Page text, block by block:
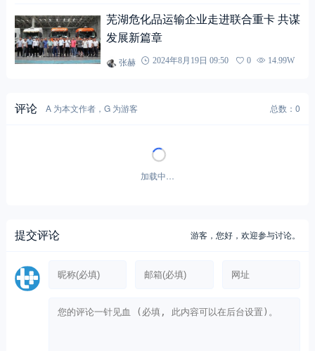
芜湖危化品运输企业走进联合重卡 共谋
发展新篇章
张赫 2024年8月19日 09:50 0 14.99W
评论 A 为本文作者，G 为游客 总数：0
加载中…
提交评论 游客，您好，欢迎参与讨论。